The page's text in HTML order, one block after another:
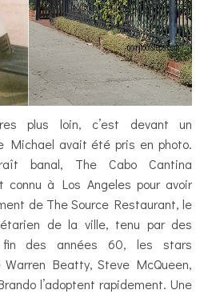
plus loin, c’est devant un
Michael avait été pris en photo.
banal, The Cabo Cantina
connu à Los Angeles pour avoir
de The Source Restaurant, le
de la ville, tenu par des
des années 60, les stars
Warren Beatty, Steve McQueen,
l’adoptent rapidement. Une